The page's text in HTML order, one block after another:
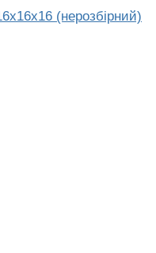
(нерозбірний)